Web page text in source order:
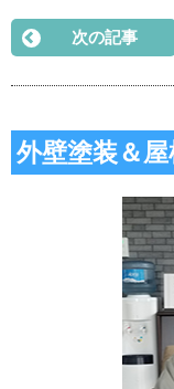
次の記事
外壁塗装＆